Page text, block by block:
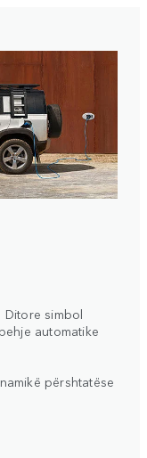
Ditore simbol
automatike
përshtatëse